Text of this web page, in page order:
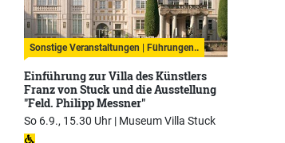
Sonstige Veranstaltungen | Führungen..
Einführung zur Villa des Künstlers
Franz von Stuck und die Ausstellung
"Feld. Philipp Messner"
So 6.9., 15.30 Uhr | Museum Villa Stuck